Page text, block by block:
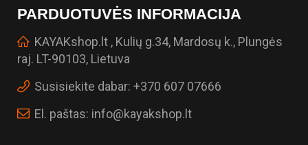
PARDUOTUVĖS INFORMACIJA
KAYAKshop.lt , Kulių g.34, Mardosų k., Plungės
raj. LT-90103, Lietuva
Susisiekite dabar: +370 607 07666
El. paštas: info@kayakshop.lt